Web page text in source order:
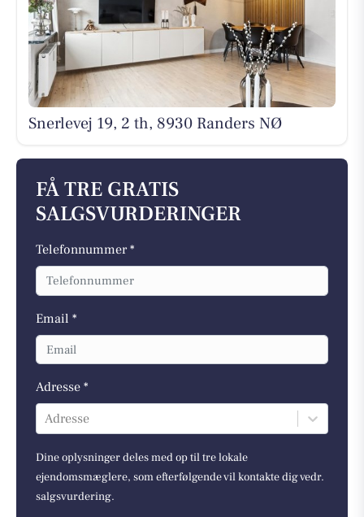
Snerlevej 19, 2 th, 8930 Randers NØ
FÅ TRE GRATIS
SALGSVURDERINGER
Telefonnummer *
Email *
Adresse *
Adresse
Dine oplysninger deles med op til tre lokale
ejendomsmæglere, som efterfølgende vil kontakte dig vedr.
salgsvurdering.